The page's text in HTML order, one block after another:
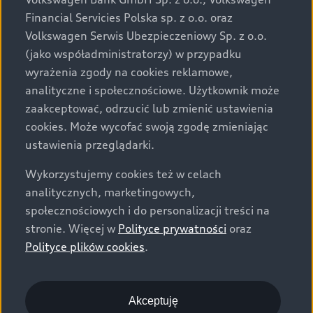
za dopłatą. Wiążące ustalenie ceny, wyposażenia i
specyfikacji pojazdu następują w umowie sprzedaży, a
określenie parametrów technicznych zawiera
świadectwo homologacji typu pojazdu. Zastrzegamy
sobie prawo do zmian i pomyłek. Wszelkie informacje
prezentowane na stronie są aktualne na dzień ich
zamieszczania. W celu uzyskania najnowszych
informacji prosimy kontaktować się z Partnerem Marki
Audi.
Wszystkie produkowane obecnie samochody marki Audi
są wykonywane z materiałów spełniających pod
względem możliwości odzysku i recyklingu wymagania
określone w normie ISO 22628 i są zgodne z
europejskimi świadectwami homologacji wydanymi wg
o.o. podlega obowiązkowi zapewnienia wszystkim
użytkownikom samochodów marki Volkswagen sieci
Financial Servicies Polska sp. z o.o. oraz
Volkswagen Serwis Ubezpieczeniowy Sp. z o.o.
(jako współadministratorzy) w przypadku
wyrażenia zgody na cookies reklamowe,
analityczne i społecznościowe. Użytkownik może
zaakceptować, odrzucić lub zmienić ustawienia
cookies. Może wycofać swoją zgodę zmieniając
ustawienia przeglądarki.
Wykorzystujemy cookies też w celach
analitycznych, marketingowych,
społecznościowych i do personalizacji treści na
stronie. Więcej w Polityce prywatności oraz
Polityce plików cookies.
Akceptuję